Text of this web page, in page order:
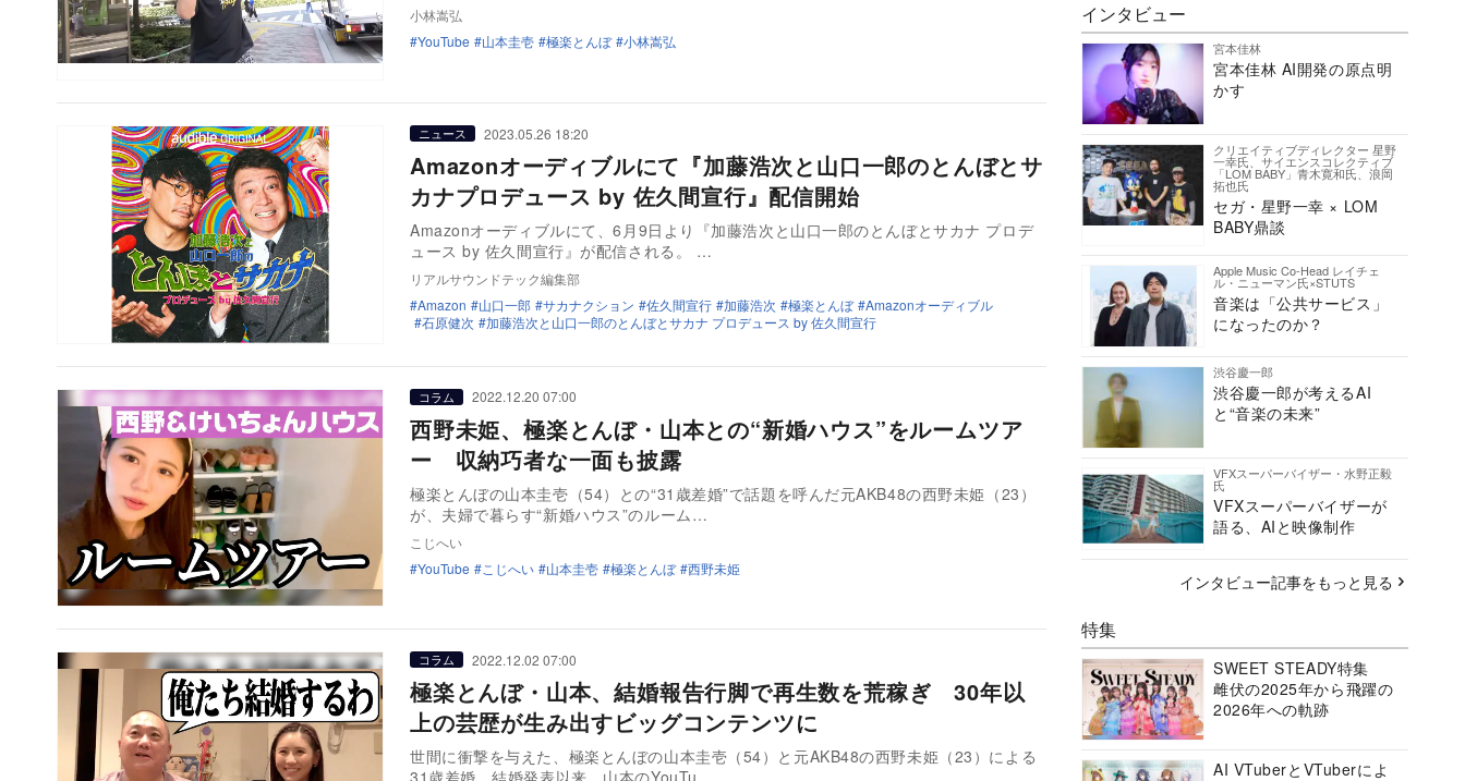
小林嵩弘
YouTube
山本圭壱 極楽とんぼ 小林嵩弘
ニュース 2023.05.26 18:20
Amazonオーディブルにて『加藤浩次と山口一郎のとんぼとサ
カナプロデュース by 佐久間宣行』配信開始
Amazonオーディブルにて、6月9日より『加藤浩次と山口一郎のとんぼとサカナ プロデ
ュース by 佐久間宣行』が配信される。 …
リアルサウンドテック編集部
Amazon
山口一郎 サカナクション 佐久間宣行 加藤浩次 極楽とんぼ
Amazonオーディブル
石原健次
加藤浩次と山口一郎のとんぼとサカナ プロデュース by 佐久間宣行
コラム 2022.12.20 07:00
西野未姫、極楽とんぼ・山本との“新婚ハウス”をルームツア
ー 収納巧者な一面も披露
極楽とんぼの山本圭壱（54）との“31歳差婚”で話題を呼んだ元AKB48の西野未姫（23）
が、夫婦で暮らす“新婚ハウス”のルーム…
こじへい
YouTube
こじへい 山本圭壱 極楽とんぼ 西野未姫
コラム 2022.12.02 07:00
極楽とんぼ・山本、結婚報告行脚で再生数を荒稼ぎ 30年以
上の芸歴が生み出すビッグコンテンツに
世間に衝撃を与えた、極楽とんぼの山本圭壱（54）と元AKB48の西野未姫（23）による
インタビュー
宮本佳林
宮本佳林 AI開発の原点明
かす
クリエイティブディレクター 星野
一幸氏、サイエンスコレクティブ
「LOM BABY」青木寛和氏、浪岡
拓也氏
セガ・星野一幸 × LOM
BABY鼎談
Apple Music Co-Head レイチェ
ル・ニューマン氏×STUTS
音楽は「公共サービス」
になったのか？
渋谷慶一郎
渋谷慶一郎が考えるAI
と“音楽の未来”
VFXスーパーバイザー・水野正毅
氏
VFXスーパーバイザーが
語る、AIと映像制作
インタビュー記事をもっと見る
特集
SWEET STEADY特集
雌伏の2025年から飛躍の
2026年への軌跡
AI VTuberとVTuberによ